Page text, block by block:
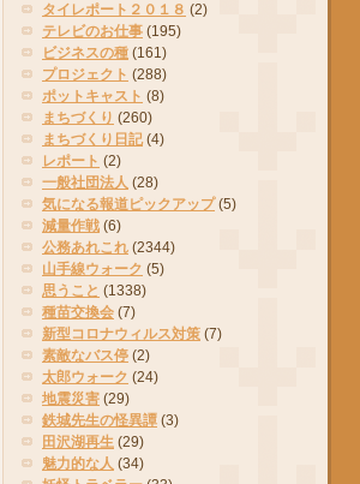
タイレポート２０１８ (2)
テレビのお仕事 (195)
ビジネスの種 (161)
プロジェクト (288)
ポットキャスト (8)
まちづくり (260)
まちづくり日記 (4)
レポート (2)
一般社団法人 (28)
気になる報道ピックアップ (5)
減量作戦 (6)
公務あれこれ (2344)
山手線ウォーク (5)
思うこと (1338)
種苗交換会 (7)
新型コロナウィルス対策 (7)
素敵なバス停 (2)
太郎ウォーク (24)
地震災害 (29)
鉄城先生の怪異譚 (3)
田沢湖再生 (29)
魅力的な人 (34)